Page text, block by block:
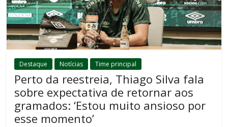
Destaque Notícias Time principal
Perto da reestreia, Thiago Silva fala
sobre expectativa de retornar aos
gramados: ‘Estou muito ansioso por
esse momento’